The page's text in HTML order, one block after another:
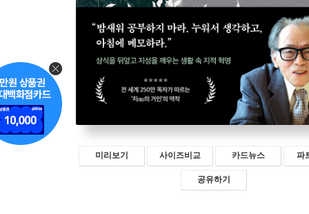
미리보기 사이즈비교 카드뉴스 파
공유하기